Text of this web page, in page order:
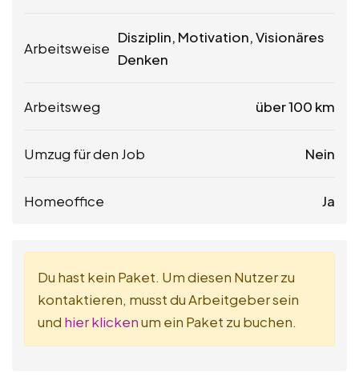
Arbeitsweise
Disziplin, Motivation, Visionäres
Denken
Arbeitsweg über 100 km
Umzug für den Job Nein
Homeoffice Ja
Du hast kein Paket. Um diesen Nutzer zu
kontaktieren, musst du Arbeitgeber sein
und hier klickenum ein Paket zu buchen.